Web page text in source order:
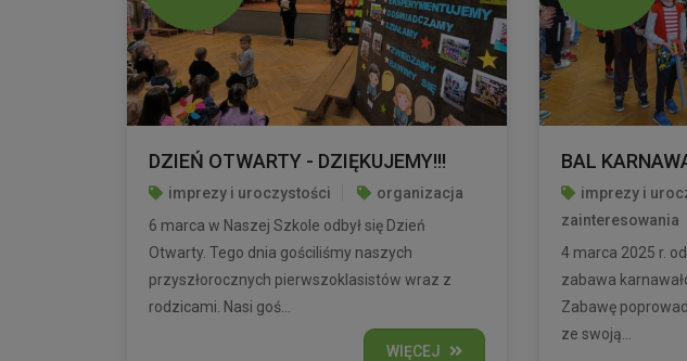
DZIEŃ OTWARTY - DZIĘKUJEMY!!!
imprezy i uroczystości
organizacja
6 marca w Naszej Szkole odbył się Dzień
Otwarty. Tego dnia gościliśmy naszych
przyszłorocznych pierwszoklasistów wraz z
rodzicami. Nasi goś...
WIĘCEJ
BAL
imprezy i
zainteresowania
4 marca 2025 r.
zabawa
Zabawę
ze swoją...